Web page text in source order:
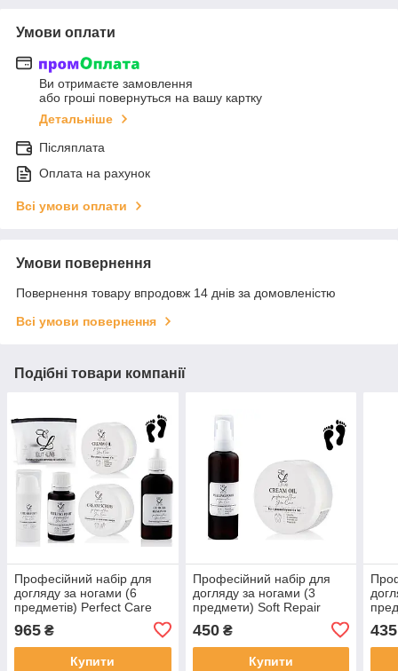
Умови оплати
Ви отримаєте замовлення
або гроші повернуться на вашу картку
Детальніше
Післяплата
Оплата на рахунок
Всі умови оплати
Умови повернення
Повернення товару впродовж 14 днів за домовленістю
Всі умови повернення
Подібні товари компанії
Професійний набір для
догляду за ногами (6
предметів) Perfect Care
965 ₴
Купити
Професійний набір для
догляду за ногами (3
предмети) Soft Repair
450₴
Купити
435